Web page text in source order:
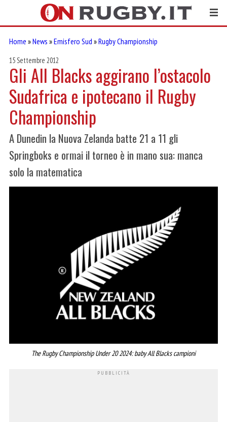
Home »News »Emisfero Sud »Rugby Championship
15 Settembre 2012
Gli All Blacks aggirano l’ostacolo
Sudafrica e ipotecano il Rugby
Championship
A Dunedin la Nuova Zelanda batte 21 a 11 gli
Springboks e ormai il torneo è in mano sua: manca
solo la matematica
The Rugby Championship Under 20 2024: baby All Blacks campioni